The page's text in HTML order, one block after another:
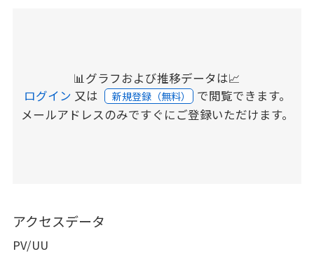
📊グラフおよび推移データは📈
ログイン 又は 新規登録（無料） で閲覧できます。
メールアドレスのみですぐにご登録いただけます。
アクセスデータ
PV/UU